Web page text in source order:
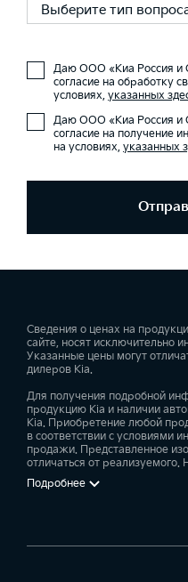
Выберите тип
Даю ООО «Киа Россия и
согласие на обработку
условиях, указанных
Даю ООО «Киа Россия и
согласие на получение
на условиях, указанных
Сведения о ценах на
сайте, носят исключительно
Указанные цены могут
дилеров Kia.
Для получения подробной
продукцию Kia и наличии
Kia. Приобретение любой
в соответствии с условиями
продажи. Представленное
отличаться от
Подробнее